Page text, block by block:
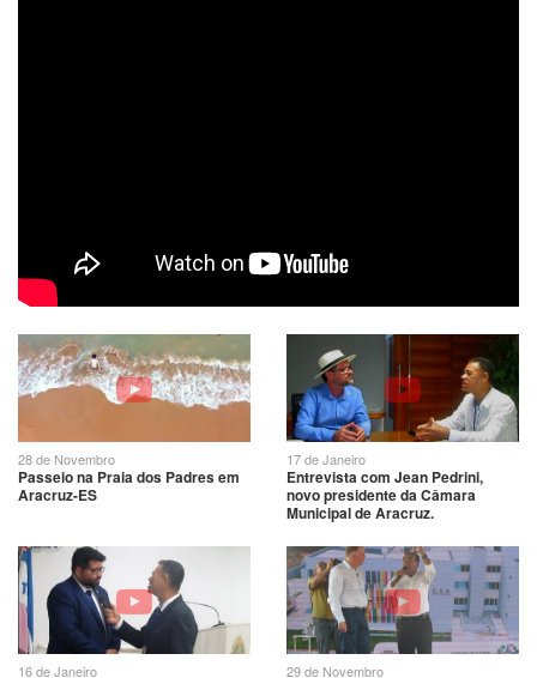
28 de Novembro
Passeio na Praia dos Padres em
Aracruz-ES
17 de Janeiro
Entrevista com Jean Pedrini,
novo presidente da Câmara
Municipal de Aracruz.
16 de Janeiro 29 de Novembro